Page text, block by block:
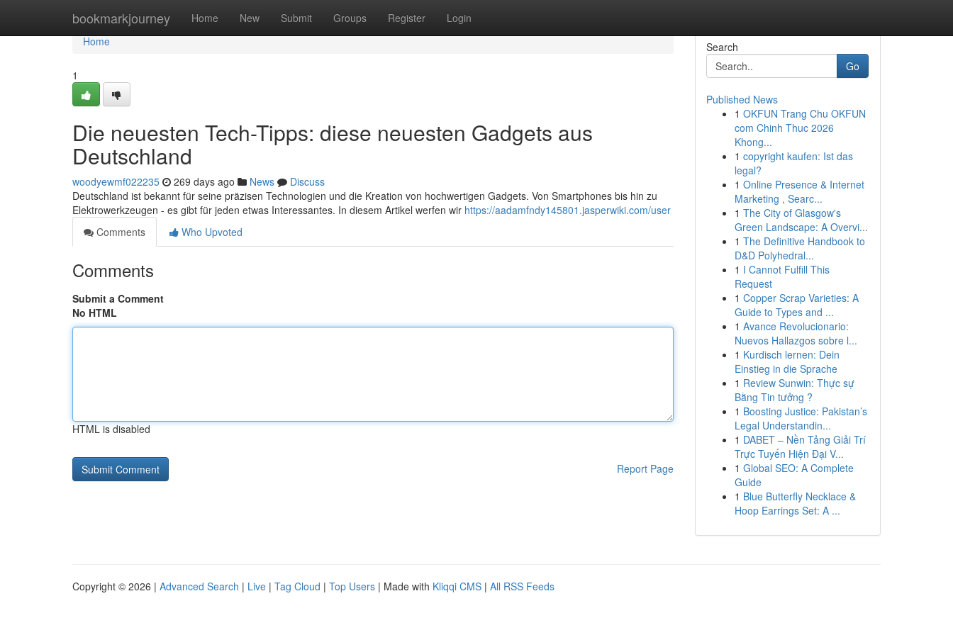
bookmarkjourney Home New Submit Groups Register Login
Home
Home
1
Die neuesten Tech-Tipps: diese neuesten Gadgets aus
Deutschland
woodyewmf022235 269 days ago News
Discuss
Deutschland ist bekannt für seine präzisen Technologien und die Kreation von hochwertigen Gadgets. Von Smartphones bis hin zu
Elektrowerkzeugen - es gibt für jeden etwas Interessantes. In diesem Artikel werfen wir https://aadamfndy145801.jasperwiki.com/user
Comments
Who Upvoted
Comments
Submit a Comment
No HTML
HTML is disabled
Report Page
Search
Go
Published News
1 OKFUN Trang Chu OKFUN
com Chinh Thuc 2026
Khong...
1 copyright kaufen: Ist das
legal?
1 Online Presence & Internet
Marketing , Searc...
1 The City of Glasgow's
Green Landscape: A Overvi...
1 The Definitive Handbook to
D&D Polyhedral...
1 I Cannot Fulfill This
Request
1 Copper Scrap Varieties: A
Guide to Types and ...
1 Avance Revolucionario:
Nuevos Hallazgos sobre l...
1 Kurdisch lernen: Dein
Einstieg in die Sprache
1 Review Sunwin: Thực sự
Bằng Tin tưởng ?
1 Boosting Justice: Pakistan’s
Legal Understandin...
1 DABET – Nền Tảng Giải Trí
Trực Tuyến Hiện Đại V...
1 Global SEO: A Complete
Guide
1 Blue Butterfly Necklace &
Hoop Earrings Set: A ...
Copyright © 2026 | Advanced Search | Live | Tag Cloud | Top Users | Made with Kliqqi CMS | All RSS Feeds